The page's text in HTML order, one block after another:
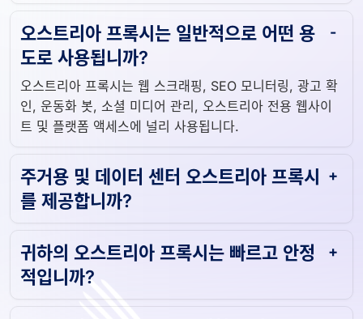
오스트리아 프록시는 일반적으로 어떤 용
도로 사용됩니까?
오스트리아 프록시는 웹 스크래핑, SEO 모니터링, 광고 확
인, 운동화 봇, 소셜 미디어 관리, 오스트리아 전용 웹사이
트 및 플랫폼 액세스에 널리 사용됩니다.
주거용 및 데이터 센터 오스트리아 프록시
를 제공합니까?
귀하의 오스트리아 프록시는 빠르고 안정
적입니까?